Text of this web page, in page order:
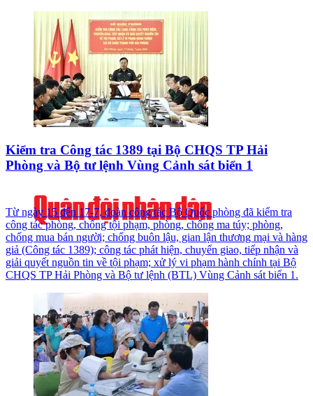
Kiểm tra Công tác 1389 tại Bộ CHQS TP Hải
Phòng và Bộ tư lệnh Vùng Cảnh sát biển 1
Từ ngày 15 đến 17-7, đoàn công tác Bộ Quốc phòng đã kiểm tra
công tác phòng, chống tội phạm, phòng, chống ma túy; phòng,
chống mua bán người; chống buôn lậu, gian lận thương mại và hàng
giả (Công tác 1389); công tác phát hiện, chuyển giao, tiếp nhận và
giải quyết nguồn tin về tội phạm; xử lý vi phạm hành chính tại Bộ
CHQS TP Hải Phòng và Bộ tư lệnh (BTL) Vùng Cảnh sát biển 1.